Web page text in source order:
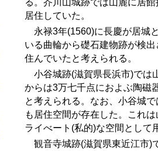
居住していた。
永禄3年(1560)に長慶が居城
いる曲輪から礎石建物跡が検
住んでいたと考えられる。
小谷城跡(滋賀県長浜市)では
からは3万七千点におよぶ陶磁
と考えられる。なお、小谷城
も居住空間が存在した。これ
ライべート(私的)な空間として
観音寺城跡(滋賀県東近江市)